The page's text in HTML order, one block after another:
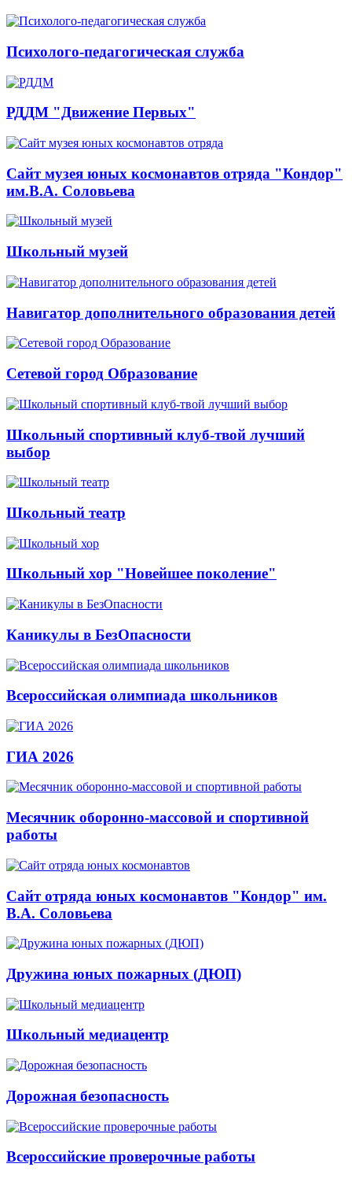
Психолого-педагогическая служба
РДДМ "Движение Первых"
Сайт музея юных космонавтов отряда "Кондор"
им.В.А. Соловьева
Школьный музей
Навигатор дополнительного образования детей
Сетевой город Образование
Школьный спортивный клуб-твой лучший
выбор
Школьный театр
Школьный хор "Новейшее поколение"
Каникулы в БезОпасности
Всероссийская олимпиада школьников
ГИА 2026
Месячник оборонно-массовой и спортивной
работы
Сайт отряда юных космонавтов "Кондор" им.
В.А. Соловьева
Дружина юных пожарных (ДЮП)
Школьный медиацентр
Дорожная безопасность
Всероссийские проверочные работы